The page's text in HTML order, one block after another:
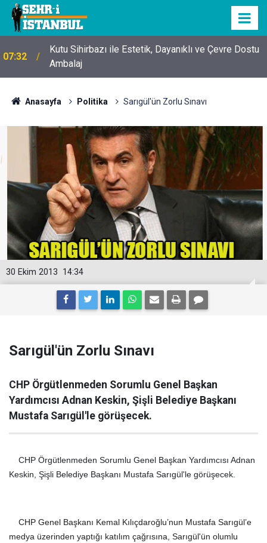
07:32
Kutu Sihirbazı ile Estetik, Dayanıklı ve Çevre Dostu
Ambalaj
Anasayfa Politika Sarıgül'ün Zorlu Sınavı
14:34
30 Ekim 2013
Sarıgül'ün Zorlu Sınavı
CHP Örgütlenmeden Sorumlu Genel Başkan
Yardımcısı Adnan Keskin, Şişli Belediye Başkanı
Mustafa Sarıgül'le görüşecek.
CHP Örgütlenmeden Sorumlu Genel Başkan Yardımcısı Adnan
Keskin, Şişli Belediye Başkanı Mustafa Sarıgül'le görüşecek.
CHP Genel Başkanı Kemal Kılıçdaroğlu’nun Mustafa Sarıgül’e
medya üzerinden yaptığı katılım çağrısına, Sarıgül'ün olumlu